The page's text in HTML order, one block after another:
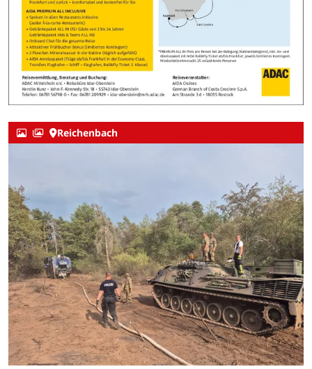
Reichenbach